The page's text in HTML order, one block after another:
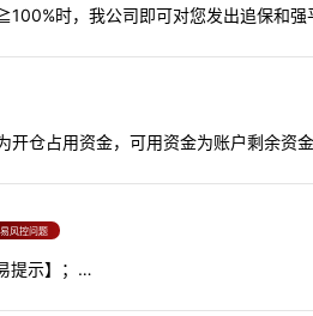
时，我公司即可对您发出追保和强
仓占用资金，可用资金为账户剩余资
风控问题
示】；